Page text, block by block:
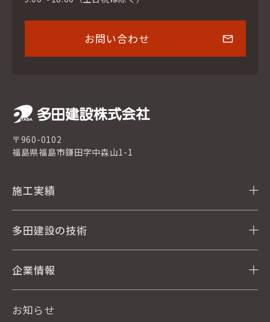
お問い合わせ
〒960-0102
福島県福島市鎌田字中森山1-1
施工実績
多田建設の技術
企業情報
お知らせ